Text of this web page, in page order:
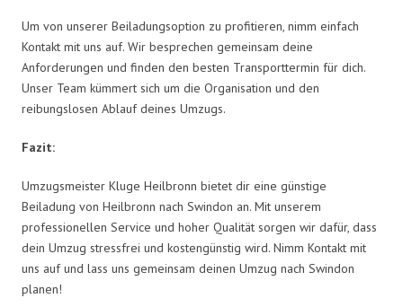
Um von unserer Beiladungsoption zu profitieren, nimm einfach
Kontakt mit uns auf. Wir besprechen gemeinsam deine
Anforderungen und finden den besten Transporttermin für dich.
Unser Team kümmert sich um die Organisation und den
reibungslosen Ablauf deines Umzugs.
Fazit:
Umzugsmeister Kluge Heilbronn bietet dir eine günstige
Beiladung von Heilbronn nach Swindon an. Mit unserem
professionellen Service und hoher Qualität sorgen wir dafür, dass
dein Umzug stressfrei und kostengünstig wird. Nimm Kontakt mit
uns auf und lass uns gemeinsam deinen Umzug nach Swindon
planen!